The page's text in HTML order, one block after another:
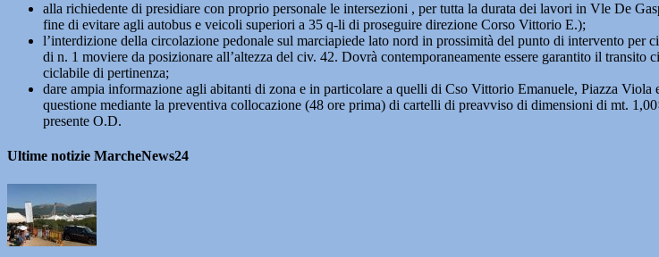
alla richiedente di presidiare con proprio personale le intersezioni , per tutta la durata dei lavori in Vle De
fine di evitare agli autobus e veicoli superiori a 35 q-li di proseguire direzione Corso Vittorio E.);
l’interdizione della circolazione pedonale sul marciapiede lato nord in prossimità del punto di intervento per
di n. 1 moviere da posizionare all’altezza del civ. 42. Dovrà contemporaneamente essere garantito il
ciclabile di pertinenza;
dare ampia informazione agli abitanti di zona e in particolare a quelli di Cso Vittorio Emanuele, Piazza
questione mediante la preventiva collocazione (48 ore prima) di cartelli di preavviso di dimensioni di mt.
presente O.D.
Ultime notizie MarcheNews24